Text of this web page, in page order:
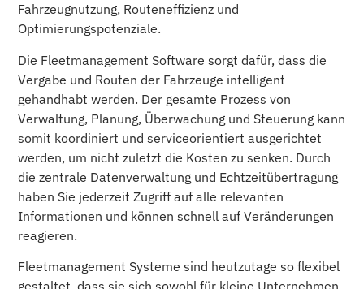
Fahrzeugnutzung, Routeneffizienz und
Optimierungspotenziale.
Die Fleetmanagement Software sorgt dafür, dass die
Vergabe und Routen der Fahrzeuge intelligent
gehandhabt werden. Der gesamte Prozess von
Verwaltung, Planung, Überwachung und Steuerung kann
somit koordiniert und serviceorientiert ausgerichtet
werden, um nicht zuletzt die Kosten zu senken. Durch
die zentrale Datenverwaltung und Echtzeitübertragung
haben Sie jederzeit Zugriff auf alle relevanten
Informationen und können schnell auf Veränderungen
reagieren.
Fleetmanagement Systeme sind heutzutage so flexibel